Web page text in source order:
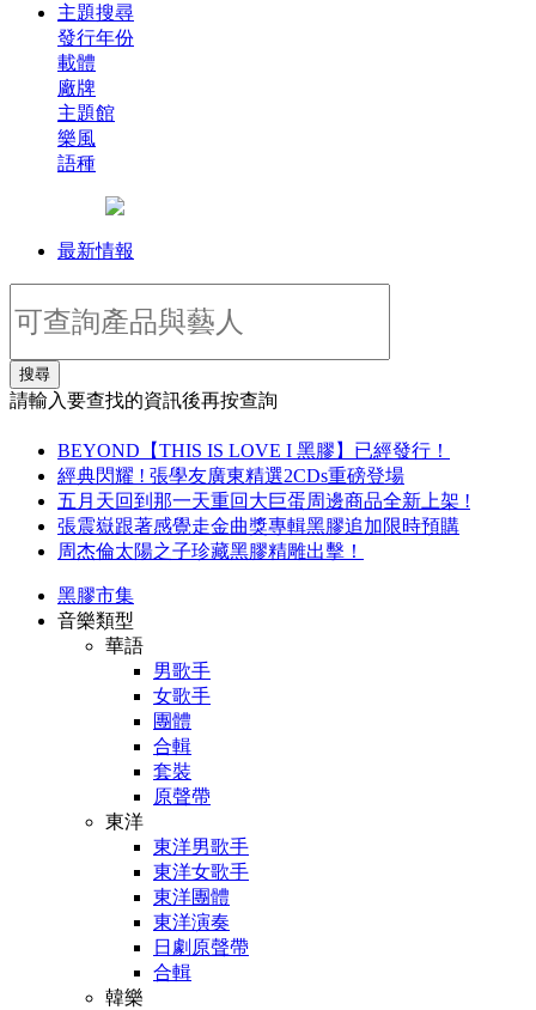
主題搜尋
發行年份
載體
廠牌
主題館
樂風
語種
最新情報
搜尋
請輸入要查找的資訊後再按查詢
BEYOND【THIS IS LOVE I 黑膠】已經發行！
經典閃耀 ! 張學友廣東精選2CDs重磅登場
五月天回到那一天重回大巨蛋周邊商品全新上架 !
張震嶽跟著感覺走金曲獎專輯黑膠追加限時預購
周杰倫太陽之子珍藏黑膠精雕出擊！
黑膠市集
音樂類型
華語
男歌手
女歌手
團體
合輯
套裝
原聲帶
東洋
東洋男歌手
東洋女歌手
東洋團體
東洋演奏
日劇原聲帶
合輯
韓樂